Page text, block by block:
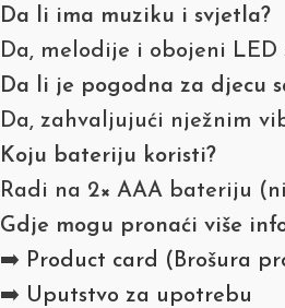
Da li ima muziku i svjetla?
Da, melodije i obojeni
Da li je pogodna za djecu
Da, zahvaljujući nježnim
Koju bateriju koristi?
Radi na 2× AAA bateriju
Gdje mogu pronaći više
➡️ Product card (Brošura
➡️ Uputstvo za upotrebu